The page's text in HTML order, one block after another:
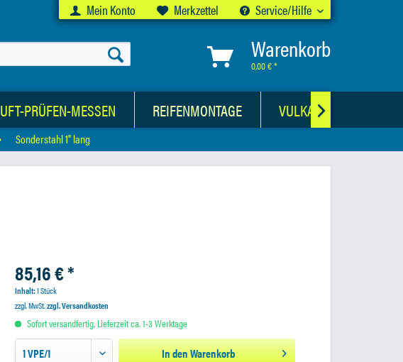
Mein Konto Merkzettel Service/Hilfe
Warenkorb
0,00 € *
PRÜFEN-MESSEN REIFENMONTAGE 
Sonderstahl 1" lang
85,16 € *
Inhalt:1 Stück
zzgl. MwSt.zzgl. Versandkosten
Sofort versandfertig, Lieferzeit ca. 1-3 Werktage
In denWarenkorb